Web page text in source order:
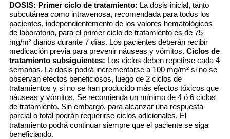
DOSIS: Primer ciclo de tratamiento: La dosis inicial, tanto
subcutánea como intravenosa, recomendada para todos los
pacientes, independientemente de los valores hematológicos
de laboratorio, para el primer ciclo de tratamiento es de 75
mg/m² diarios durante 7 días. Los pacientes deberán recibir
medicación previa para prevenir náuseas y vómitos. Ciclos de
tratamiento subsiguientes: Los ciclos deben repetirse cada 4
semanas. La dosis podrá incrementarse a 100 mg/m² si no se
observan efectos beneficiosos, luego de 2 ciclos de
tratamientos y si no se han producido más efectos tóxicos que
náuseas y vómitos. Se recomienda un mínimo de 4 ó 6 ciclos
de tratamiento. Sin embargo, para alcanzar una respuesta
parcial o total podrán requerirse ciclos adicionales. El
tratamiento podrá continuar siempre que el paciente se siga
beneficiando.